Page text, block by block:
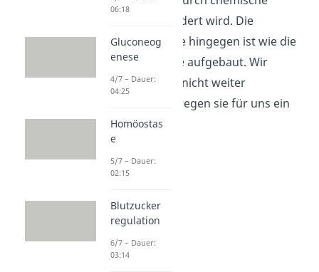
Verfahren verändert wird. Die
resistenteStärke hingegen ist wie die
natürliche Stärke aufgebaut. Wir
können sie aber nicht weiter
verwerten, weswegen sie für uns ein
Ballaststoff ist.
06:18
Gluconeog
enese
4/7 – Dauer:
04:25
Homöostas
e
5/7 – Dauer:
02:15
Blutzucker
regulation
6/7 – Dauer:
03:14